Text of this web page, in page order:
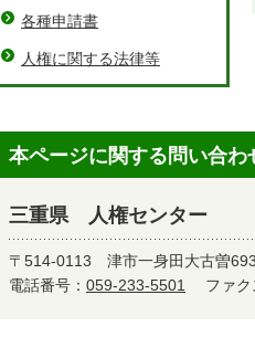
各種申請書
人権に関する法律等
本ページに関する問い合わ
三重県 人権センター
〒514-0113 津市一身田大古曽
電話番号： 059-233-5501 ファ